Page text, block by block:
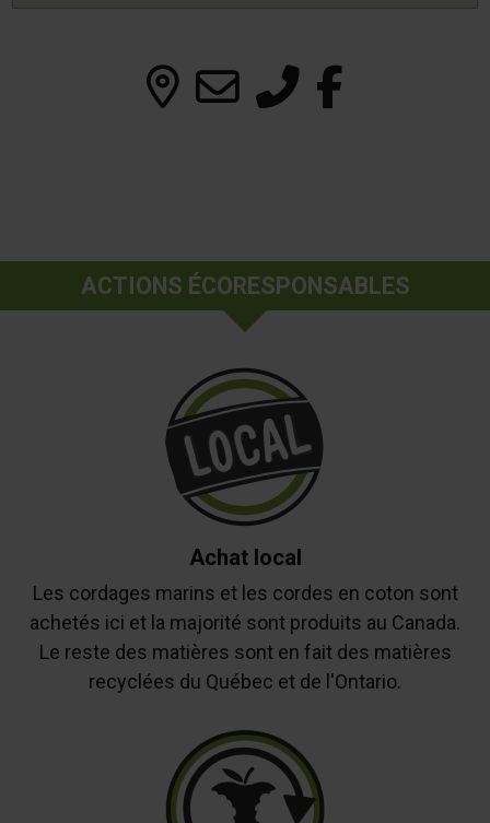
ACTIONS ÉCORESPONSABLES
Achat local
Les cordages marins et les cordes en coton sont
achetés ici et la majorité sont produits au Canada.
Le reste des matières sont en fait des matières
recyclées du Québec et de l'Ontario.